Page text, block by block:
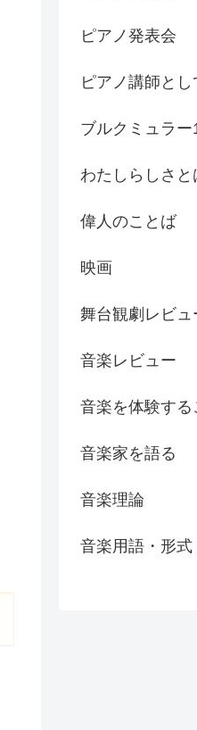
ピアノ発表会
ピアノ講師とし
ブルクミュラー
わたしらしさと
偉人のことば
映画
舞台観劇レビュ
音楽レビュー
音楽を体験する
音楽家を語る
音楽理論
音楽用語・形式